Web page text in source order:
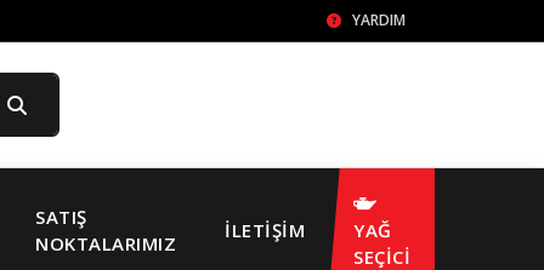
YARDIM
SATIŞ
NOKTALARIMIZ
İLETIŞIM
YAĞ
SEÇİCİ